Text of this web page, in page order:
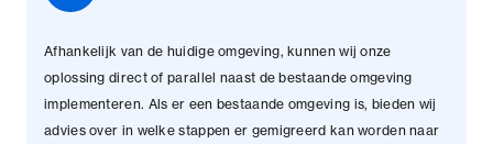
Afhankelijk van de huidige omgeving, kunnen wij onze
oplossing direct of parallel naast de bestaande omgeving
implementeren. Als er een bestaande omgeving is, bieden wij
advies over in welke stappen er gemigreerd kan worden naar